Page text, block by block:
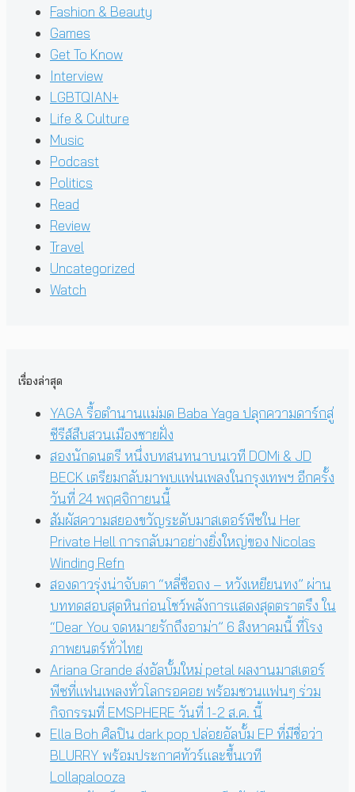
Fashion & Beauty
Games
Get To Know
Interview
LGBTQIAN+
Life & Culture
Music
Podcast
Politics
Read
Review
Travel
Uncategorized
Watch
เรื่องล่าสุด
YAGA รื้อตำนานแม่มด Baba Yaga ปลุกความดาร์กสู่
ซีรีส์สืบสวนเมืองชายฝั่ง
สองนักดนตรี หนึ่งบทสนทนาบนเวที DOMi & JD
BECK เตรียมกลับมาพบแฟนเพลงในกรุงเทพฯ อีกครั้ง
วันที่ 24 พฤศจิกายนนี้
สัมผัสความสยองขวัญระดับมาสเตอร์พีซใน Her
Private Hell การกลับมาอย่างยิ่งใหญ่ของ Nicolas
Winding Refn
สองดาวรุ่งน่าจับตา “หลี่ซือถง – หวังเหยียนทง” ผ่าน
บททดสอบสุดหินก่อนโชว์พลังการแสดงสุดตราตรึง ใน
“Dear You จดหมายรักถึงอาม่า” 6 สิงหาคมนี้ ที่โรง
ภาพยนตร์ทั่วไทย
Ariana Grande ส่งอัลบั้มใหม่ petal ผลงานมาสเตอร์
พีซที่แฟนเพลงทั่วโลกรอคอย พร้อมชวนแฟนๆ ร่วม
กิจกรรมที่ EMSPHERE วันที่ 1-2 ส.ค. นี้
Ella Boh ศิลปิน dark pop ปล่อยอัลบั้ม EP ที่มีชื่อว่า
BLURRY พร้อมประกาศทัวร์และขึ้นเวที
Lollapalooza